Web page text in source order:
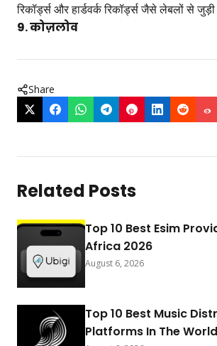
रिकॉर्ड्स और हार्डवर्क रिकॉर्ड्स जैसे लेबलों से
9. कोज़लोव
Share
Related Posts
Top 10 Best Esim
Africa 2026
August 6, 2026
Top 10 Best Music
Platforms In The